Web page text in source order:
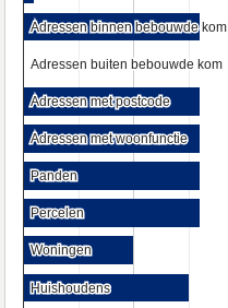
Adressen binnen bebouwde kom
Adressen binnen bebouwde kom
Adressen buiten bebouwde kom
Adressen buiten bebouwde kom
Adressen met postcode
Adressen met postcode
Adressen met woonfunctie
Adressen met woonfunctie
Panden
Panden
Percelen
Percelen
Woningen
Woningen
Huishoudens
Huishoudens